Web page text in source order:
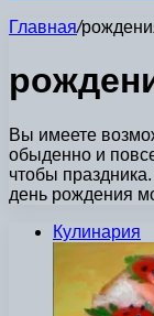
Главная/
Вы имеете
обыденно и
чтобы
день рождения
Кулинария